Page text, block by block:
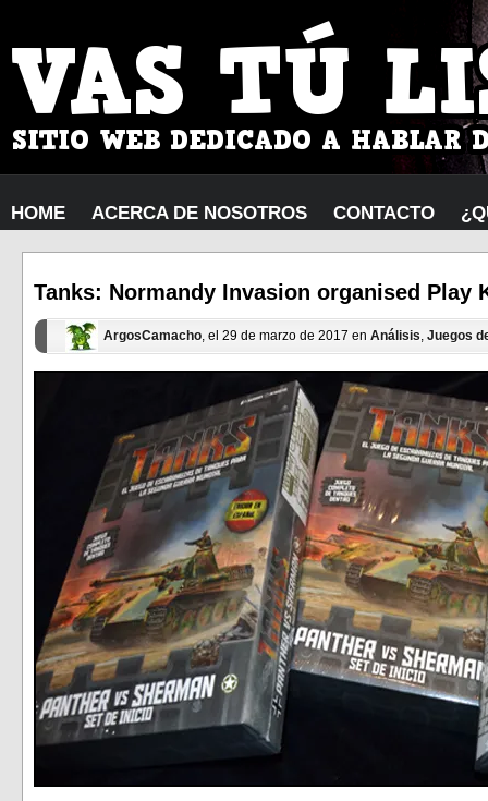
HOME ACERCA DE NOSOTROS CONTACTO
Tanks: Normandy Invasion organised Play
ArgosCamacho, el 29 de marzo de 2017 en Análisis, Juegos